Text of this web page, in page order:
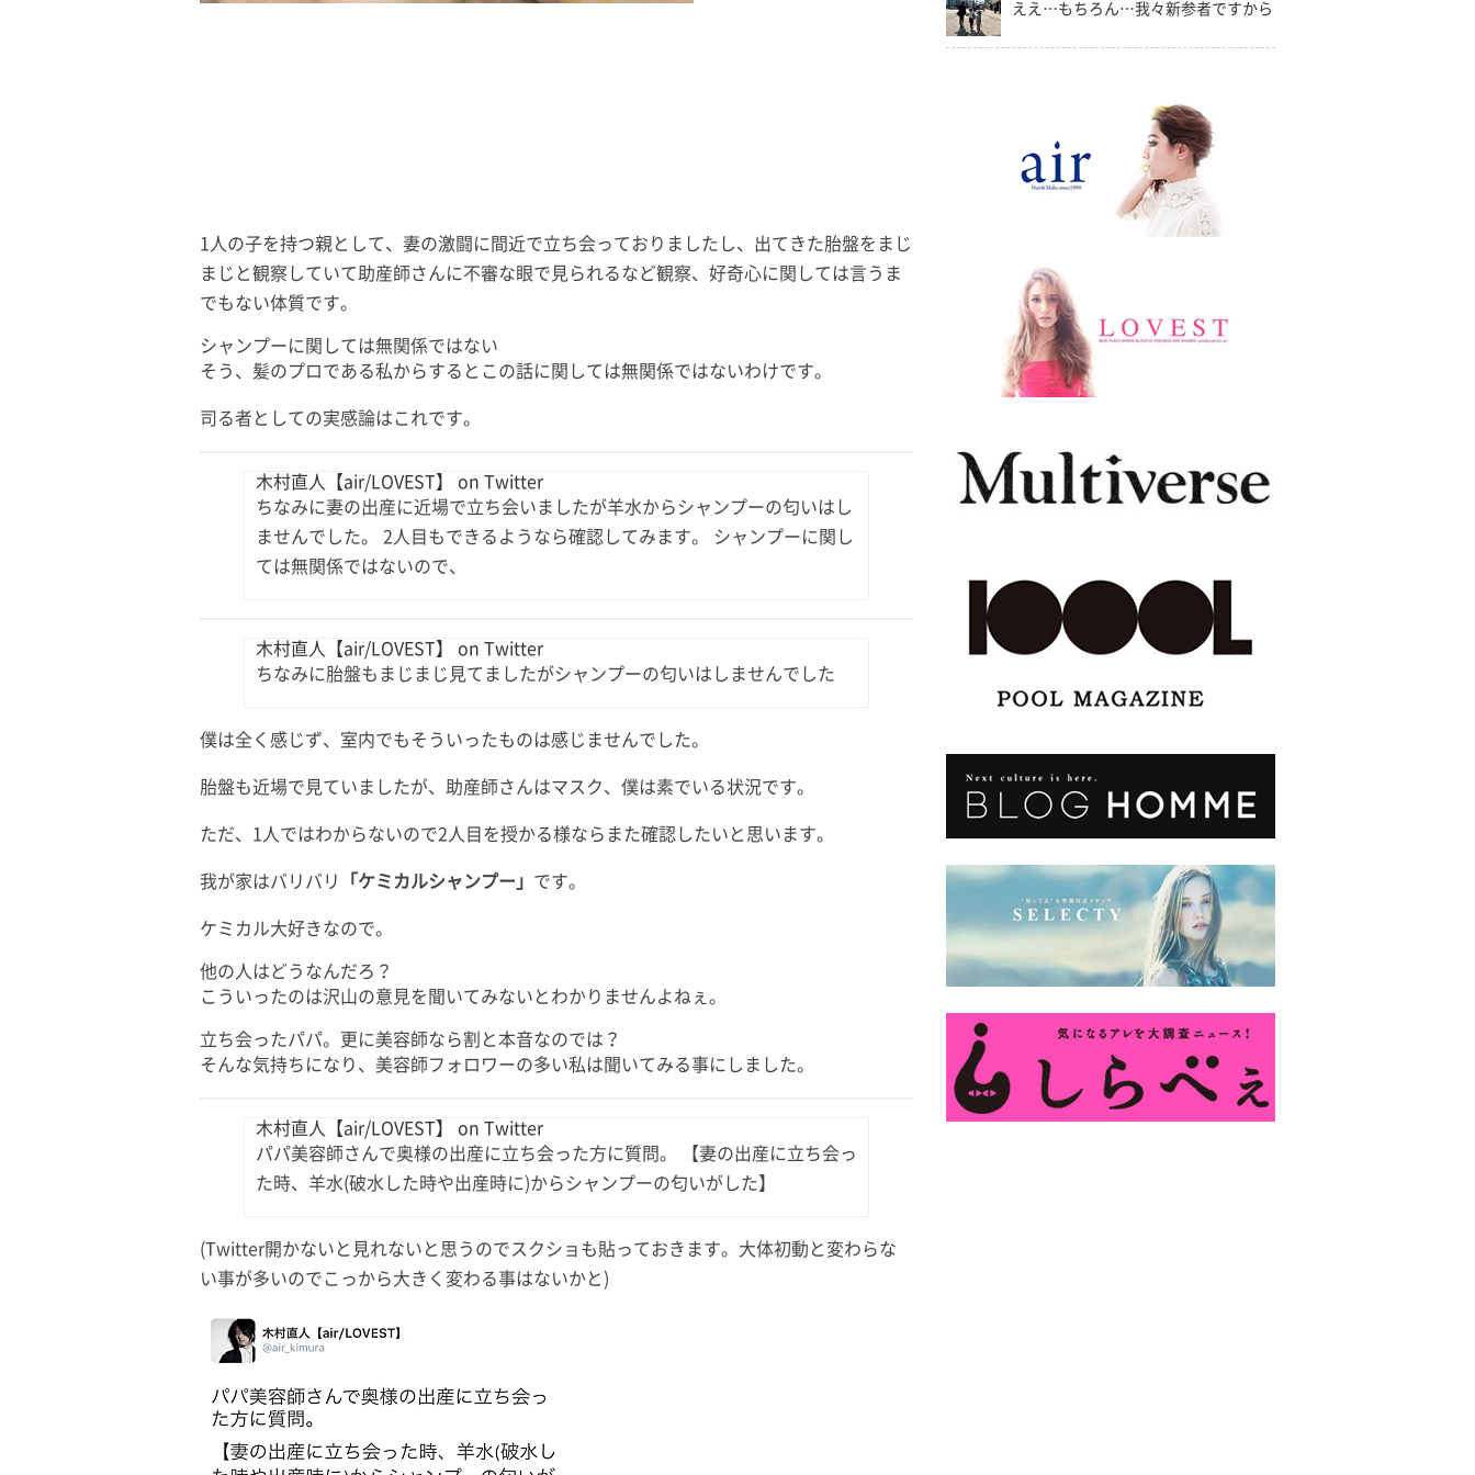
1人の子を持つ親として、妻の激闘に間近で立ち会っておりましたし、出てきた胎盤をまじ
まじと観察していて助産師さんに不審な眼で見られるなど観察、好奇心に関しては言うま
でもない体質です。
シャンプーに関しては無関係ではない
そう、髪のプロである私からするとこの話に関しては無関係ではないわけです。
司る者としての実感論はこれです。
木村直人【air/LOVEST】 on Twitter
ちなみに妻の出産に近場で立ち会いましたが羊水からシャンプーの匂いはし
ませんでした。 2人目もできるようなら確認してみます。 シャンプーに関し
ては無関係ではないので、
木村直人【air/LOVEST】 on Twitter
ちなみに胎盤もまじまじ見てましたがシャンプーの匂いはしませんでした
僕は全く感じず、室内でもそういったものは感じませんでした。
胎盤も近場で見ていましたが、助産師さんはマスク、僕は素でいる状況です。
ただ、1人ではわからないので2人目を授かる様ならまた確認したいと思います。
我が家はバリバリ 「ケミカルシャンプー」 です。
ケミカル大好きなので。
他の人はどうなんだろ？
こういったのは沢山の意見を聞いてみないとわかりませんよねぇ。
立ち会ったパパ。更に美容師なら割と本音なのでは？
そんな気持ちになり、美容師フォロワーの多い私は聞いてみる事にしました。
木村直人【air/LOVEST】 on Twitter
パパ美容師さんで奥様の出産に立ち会った方に質問。 【妻の出産に立ち会っ
た時、羊水(破水した時や出産時に)からシャンプーの匂いがした】
(Twitter開かないと見れないと思うのでスクショも貼っておきます。大体初動と変わらな
い事が多いのでこっから大きく変わる事はないかと)
ええ…もちろん…我々新参者ですから